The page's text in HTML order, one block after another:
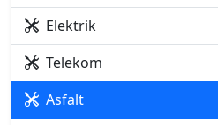
Elektrik
Telekom
Asfalt